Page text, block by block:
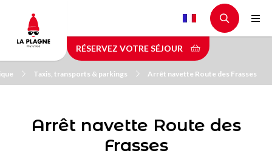
contenu
principal
RÉSERVEZ VOTRE SÉJOUR
Taxis, transports & parkings Arrêt navette Route des Frasses
Arrêt navette Route des
Frasses